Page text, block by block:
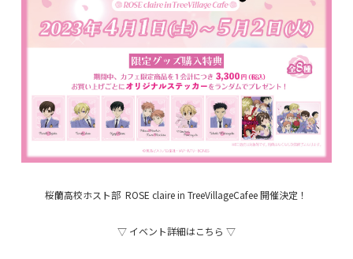
桜蘭高校ホスト部 ROSE claire in TreeVillageCafee 開催決定！
▽ イベント詳細はこちら ▽